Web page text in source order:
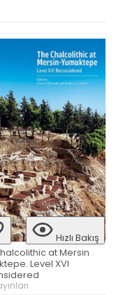
Hızlı Bakış
at Mersin
Level XVI